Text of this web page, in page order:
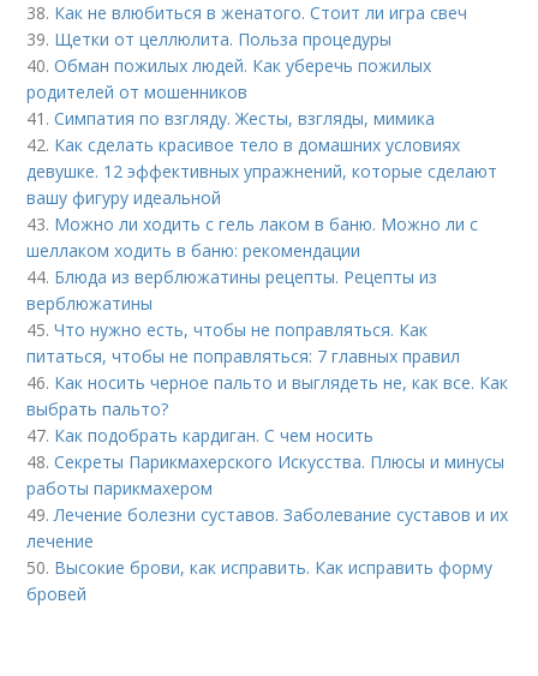
38. Как не влюбиться в женатого. Стоит ли игра свеч
39. Щетки от целлюлита. Польза процедуры
40.Обман пожилых людей. Как уберечь пожилых
родителей от мошенников
41.Симпатия по взгляду. Жесты, взгляды, мимика
42. Как сделать красивое тело в домашних условиях
девушке. 12 эффективных упражнений, которые сделают
вашу фигуру идеальной
43. Можно ли ходить с гель лаком в баню. Можно ли с
шеллаком ходить в баню: рекомендации
44. Блюда из верблюжатины рецепты. Рецепты из
верблюжатины
45.Что нужно есть, чтобы не поправляться. Как
питаться, чтобы не поправляться: 7 главных правил
46. Как носить черное пальто и выглядеть не, как все. Как
выбрать пальто?
47. Как подобрать кардиган. С чем носить
48.Секреты Парикмахерского Искусства. Плюсы и минусы
работы парикмахером
49.Лечение болезни суставов. Заболевание суставов и их
лечение
50. Высокие брови, как исправить. Как исправить форму
бровей